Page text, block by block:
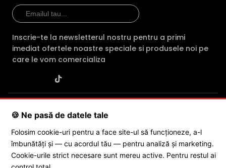
Inscrie-te la newsletterul nostru pentru a primi
imediat ofertele noastre speciale si produsele noi pe
care le vom comercializa
J2015001227161· Capital social: 200 RON · Sediu: Str. Petrache
© 2026 SC POLITES ONLINE SRL
🍪 Ne pasă de datele tale
Folosim cookie-uri pentru a face site-ul să funcționeze, a-l
îmbunătăți și — cu acordul tău — pentru analiză și marketing.
Cookie-urile strict necesare sunt mereu active. Pentru restul ai